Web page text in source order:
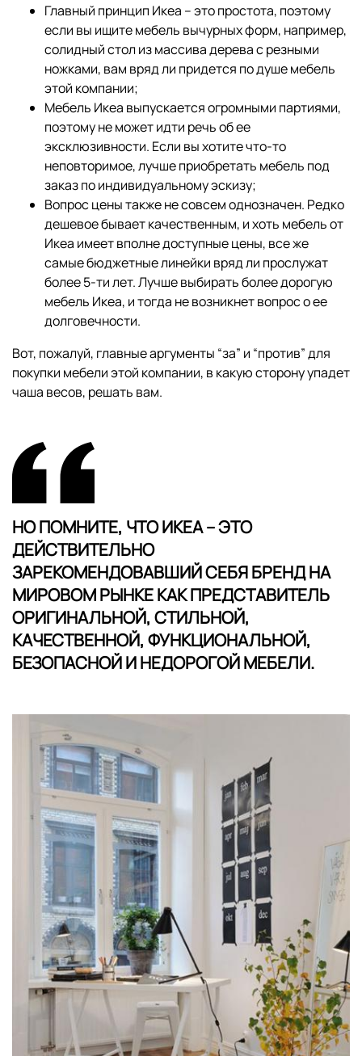
Главный принцип Икеа – это простота, поэтому
если вы ищите мебель вычурных форм, например,
солидный стол из массива дерева с резными
ножками, вам вряд ли придется по душе мебель
этой компании;
Мебель Икеа выпускается огромными партиями,
поэтому не может идти речь об ее
эксклюзивности. Если вы хотите что-то
неповторимое, лучше приобретать мебель под
заказ по индивидуальному эскизу;
Вопрос цены также не совсем однозначен. Редко
дешевое бывает качественным, и хоть мебель от
Икеа имеет вполне доступные цены, все же
самые бюджетные линейки вряд ли прослужат
более 5-ти лет. Лучше выбирать более дорогую
мебель Икеа, и тогда не возникнет вопрос о ее
долговечности.
Вот, пожалуй, главные аргументы “за” и “против” для
покупки мебели этой компании, в какую сторону упадет
чаша весов, решать вам.
НО ПОМНИТЕ, ЧТО ИКЕА – ЭТО
ДЕЙСТВИТЕЛЬНО
ЗАРЕКОМЕНДОВАВШИЙ СЕБЯ БРЕНД НА
МИРОВОМ РЫНКЕ КАК ПРЕДСТАВИТЕЛЬ
ОРИГИНАЛЬНОЙ, СТИЛЬНОЙ,
КАЧЕСТВЕННОЙ, ФУНКЦИОНАЛЬНОЙ,
БЕЗОПАСНОЙ И НЕДОРОГОЙ МЕБЕЛИ.